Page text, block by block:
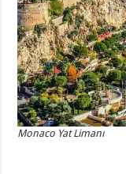
Monaco Yat Limanı